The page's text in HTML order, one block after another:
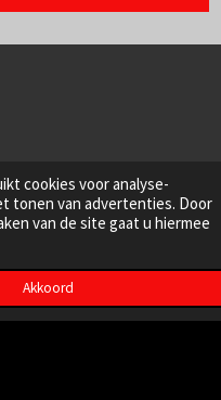
cookies voor analyse-
tonen van advertenties. Door
van de site gaat u hiermee
Akkoord